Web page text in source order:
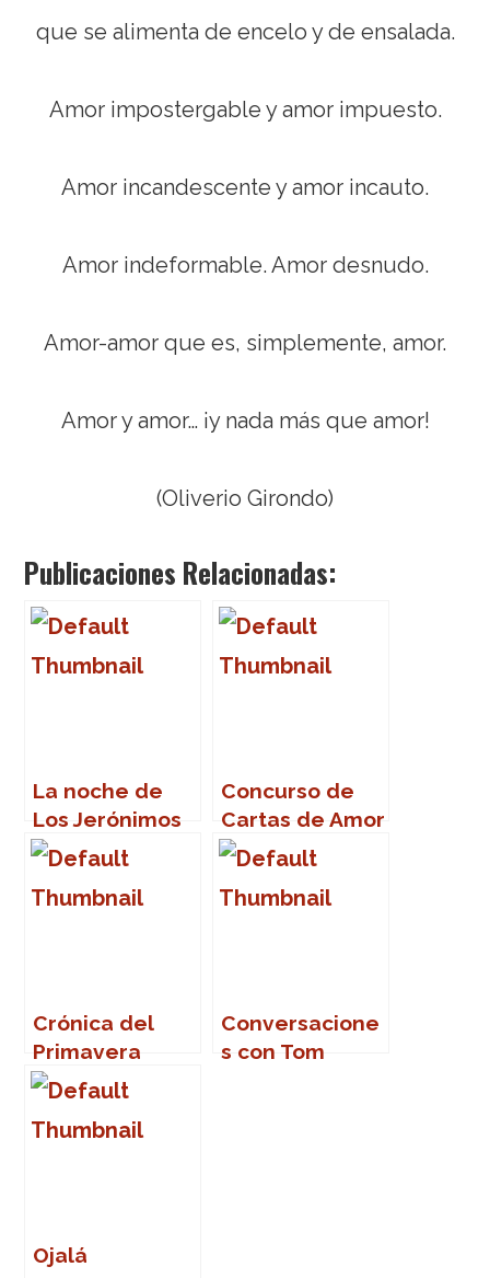
que se alimenta de encelo y de ensalada.
Amor impostergable y amor impuesto.
Amor incandescente y amor incauto.
Amor indeformable. Amor desnudo.
Amor-amor que es, simplemente, amor.
Amor y amor… ¡y nada más que amor!
(Oliverio Girondo)
Publicaciones Relacionadas:
La noche de
Los Jerónimos
Concurso de
Cartas de Amor
y Desamor
Crónica del
Primavera
Sound 2007
Conversacione
s con Tom
Ojalá